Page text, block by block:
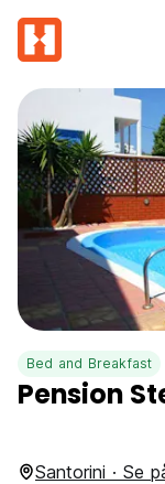
Bed and Breakfast
Pension
Santorini · Se